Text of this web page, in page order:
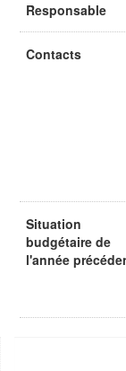
Responsable
Contacts
Situation
budgétaire de
l'année